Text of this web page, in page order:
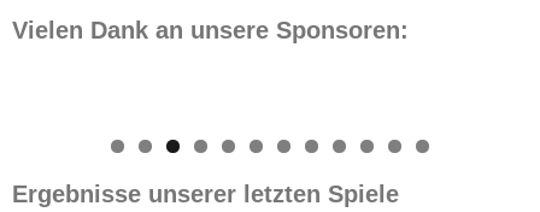
Vielen Dank an unsere Sponsoren:
0 1 2
Ergebnisse unserer letzten Spiele